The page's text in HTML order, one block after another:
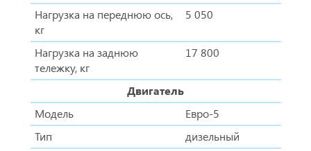
Нагрузка на переднюю ось,
кг
5 050
Нагрузка на заднюю
тележку, кг
17 800
Двигатель
Модель
Евро-5
Тип
дизельный